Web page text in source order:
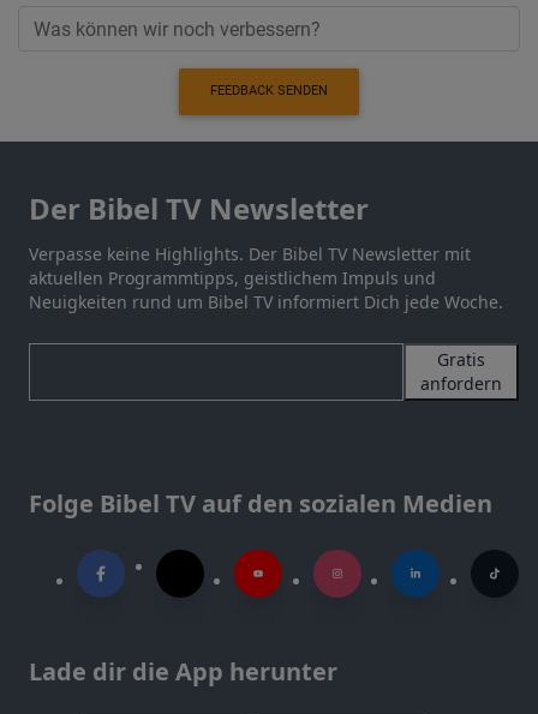
FEEDBACK SENDEN
Der Bibel TV Newsletter
Verpasse keine Highlights. Der Bibel TV Newsletter mit
aktuellen Programmtipps, geistlichem Impuls und
Neuigkeiten rund um Bibel TV informiert Dich jede Woche.
Gratis
anfordern
Folge Bibel TV auf den sozialen Medien
Lade dir die App herunter